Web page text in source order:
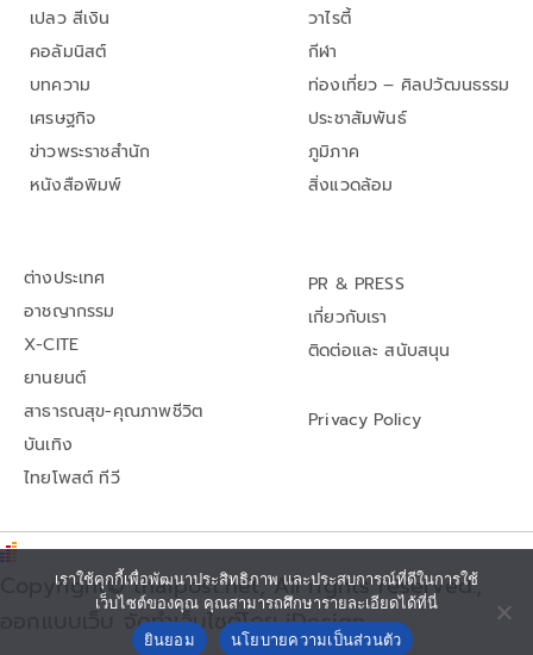
เปลว สีเงิน
คอลัมนิสต์
บทความ
เศรษฐกิจ
ข่าวพระราชสำนัก
หนังสือพิมพ์
วาไรตี้
กีฬา
ท่องเที่ยว – ศิลปวัฒนธรรม
ประชาสัมพันธ์
ภูมิภาค
สิ่งแวดล้อม
ต่างประเทศ
อาชญากรรม
X-CITE
ยานยนต์
สาธารณสุข-คุณภาพชีวิต
บันเทิง
ไทยโพสต์ ทีวี
PR & PRESS
เกี่ยวกับเรา
ติดต่อและ สนับสนุน
Privacy Policy
Copyright© thaipost.net, All rights reserved.,
ออกแบบเว็บ จัดทำเว็บไซต์โดย iDesign
เราใช้คุกกี้เพื่อพัฒนาประสิทธิภาพ และประสบการณ์ที่ดีในการใช้
เว็บไซต์ของคุณ คุณสามารถศึกษารายละเอียดได้ที่นี่
ยินยอม
นโยบายความเป็นส่วนตัว